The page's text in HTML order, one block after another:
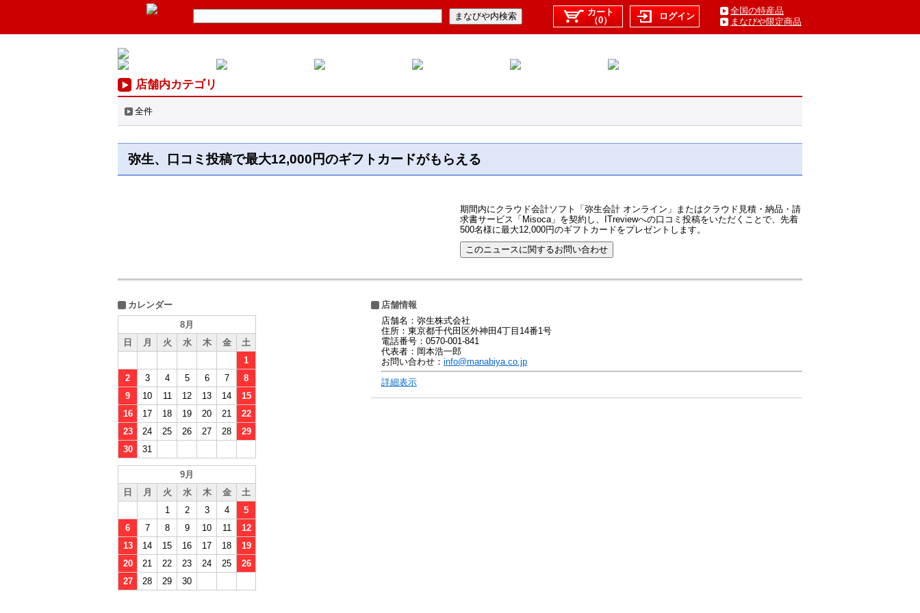
カート
（0）
ログイン
全国の特産品
まなびや限定商品
店舗内カテゴリ
全件
弥生、口コミ投稿で最大12,000円のギフトカードがもらえる
期間内にクラウド会計ソフト「弥生会計 オンライン」またはクラウド見積・納品・請
求書サービス「Misoca」を契約し、ITreviewへの口コミ投稿をいただくことで、先着
500名様に最大12,000円のギフトカードをプレゼントします。
カレンダー
8月
日
月 火 水 木 金
土
1
2
3 4 5 6 7
8
9
10 11 12 13 14
15
16
17 18 19 20 21
22
23
24 25 26 27 28
29
30
31
9月
日
月 火 水 木 金
土
1
2 3 4
5
6
7 8 9 10 11
12
13
14 15 16 17 18
19
20
21 22 23 24 25
26
27
28 29 30
店舗情報
店舗名：弥生株式会社
住所：東京都千代田区外神田4丁目14番1号
電話番号：0570-001-841
代表者：岡本浩一郎
お問い合わせ： info@manabiya.co.jp
詳細表示